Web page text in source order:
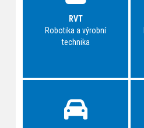
RVT
Robotika a výrobní
technika